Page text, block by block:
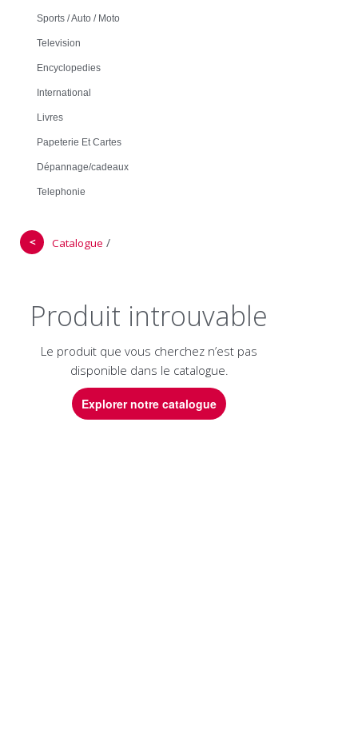
Sports / Auto / Moto
Television
Encyclopedies
International
Livres
Papeterie Et Cartes
Dépannage/cadeaux
Telephonie
＜ Catalogue /
Produit introuvable
Le produit que vous cherchez n’est pas
disponible dans le catalogue.
Explorer notre catalogue